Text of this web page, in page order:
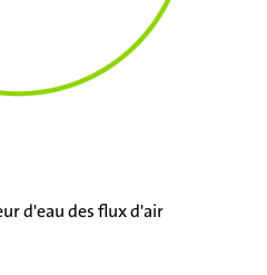
d'eau des flux d'air